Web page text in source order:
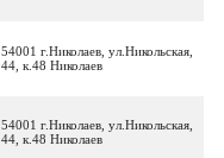
54001 г.Николаев, ул.Никольская,
44, к.48 Николаев
54001 г.Николаев, ул.Никольская,
44, к.48 Николаев